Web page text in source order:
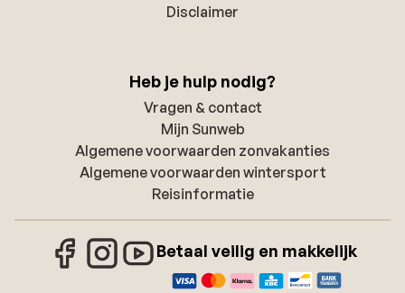
Disclaimer
Heb je hulp nodig?
Vragen & contact
Mijn Sunweb
Algemene voorwaarden zonvakanties
Algemene voorwaarden wintersport
Reisinformatie
Betaal veilig en makkelijk